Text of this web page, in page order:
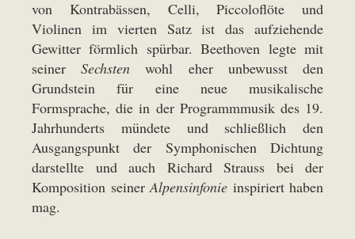
von Kontrabässen, Celli, Piccoloflöte und
Violinen im vierten Satz ist das aufziehende
Gewitter förmlich spürbar. Beethoven legte mit
seinerSechsten wohl eher unbewusst den
Grundstein für eine neue musikalische
Formsprache, die in der Programmmusik des 19.
Jahrhunderts mündete und schließlich den
Ausgangspunkt der Symphonischen Dichtung
darstellte und auch Richard Strauss bei der
Komposition seinerAlpensin­fonie inspiriert haben
mag.